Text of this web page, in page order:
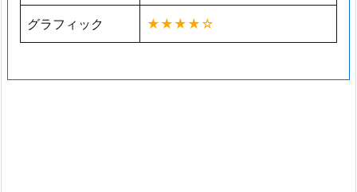
グラフィック ★★★★☆